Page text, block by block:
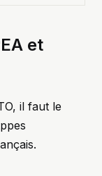
et
il faut le